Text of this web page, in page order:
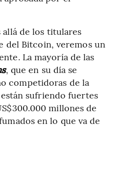
allá de los titulares
del Bitcoin, veremos un
La mayoría de las
, que en su día se
competidoras de la
sufriendo fuertes
millones de
en lo que va de